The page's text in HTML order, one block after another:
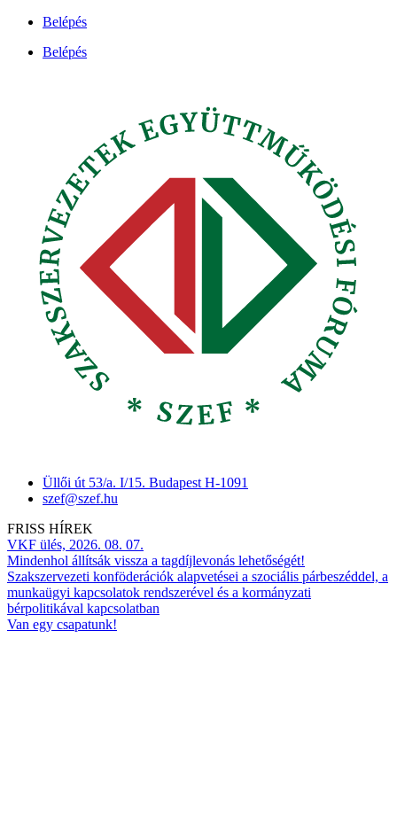
Ugrás
tartalomhoz
Belépés
Belépés
Üllői út 53/a. I/15. Budapest H-1091
szef@szef.hu
FRISS HÍREK
VKF ülés, 2026. 08. 07.
Mindenhol állítsák vissza a tagdíjlevonás lehetőségét!
Szakszervezeti konföderációk alapvetései a szociális párbeszéddel, a
munkaügyi kapcsolatok rendszerével és a kormányzati
bérpolitikával kapcsolatban
Van egy csapatunk!